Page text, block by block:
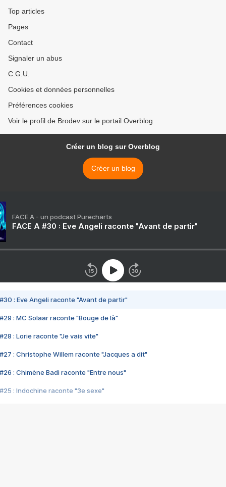
Top articles
Pages
Contact
Signaler un abus
C.G.U.
Cookies et données personnelles
Préférences cookies
Voir le profil de Brodev sur le portail Overblog
Créer un blog sur Overblog
Créer un blog
FACE A - un podcast Purecharts
FACE A #30 : Eve Angeli raconte "Avant de partir"
#30 : Eve Angeli raconte "Avant de partir"
#29 : MC Solaar raconte "Bouge de là"
#28 : Lorie raconte "Je vais vite"
#27 : Christophe Willem raconte "Jacques a dit"
#26 : Chimène Badi raconte "Entre nous"
#25 : Indochine raconte "3e sexe"